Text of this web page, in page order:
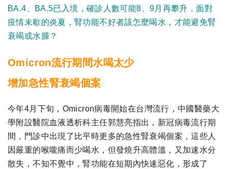
BA.4、BA.5已入境，確診人數可能8、9月再攀升，面對
疫情未歇的炎夏，腎功能不好者該怎麼喝水，才能避免腎
衰竭或水腫？
Omicron流行期間水喝太少
增加急性腎衰竭個案
今年4月下旬，Omicron病毒開始在台灣流行，中國醫藥大
學附設醫院血液透析科主任郭慧亮指出，新冠病毒流行期
間，門診中出現了比平時更多的急性腎衰竭個案，這些人
因嚴重的喉嚨痛而少喝水，但發燒升高體溫，又加速水分
散失，不知不覺中，腎功能在短期內快速惡化，形成了